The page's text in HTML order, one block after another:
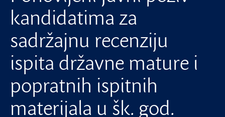
kandidatima za
sadržajnu recenziju
ispita državne mature i
popratnih ispitnih
materijala u šk. god.